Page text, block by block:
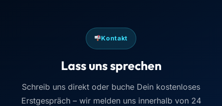
Kontakt
Lass uns sprechen
Schreib uns direkt oder buche Dein kostenloses
Erstgespräch – wir melden uns innerhalb von 24